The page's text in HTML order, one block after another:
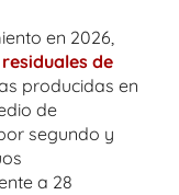
en 2026,
de
producidas en
de
segundo y
a 28